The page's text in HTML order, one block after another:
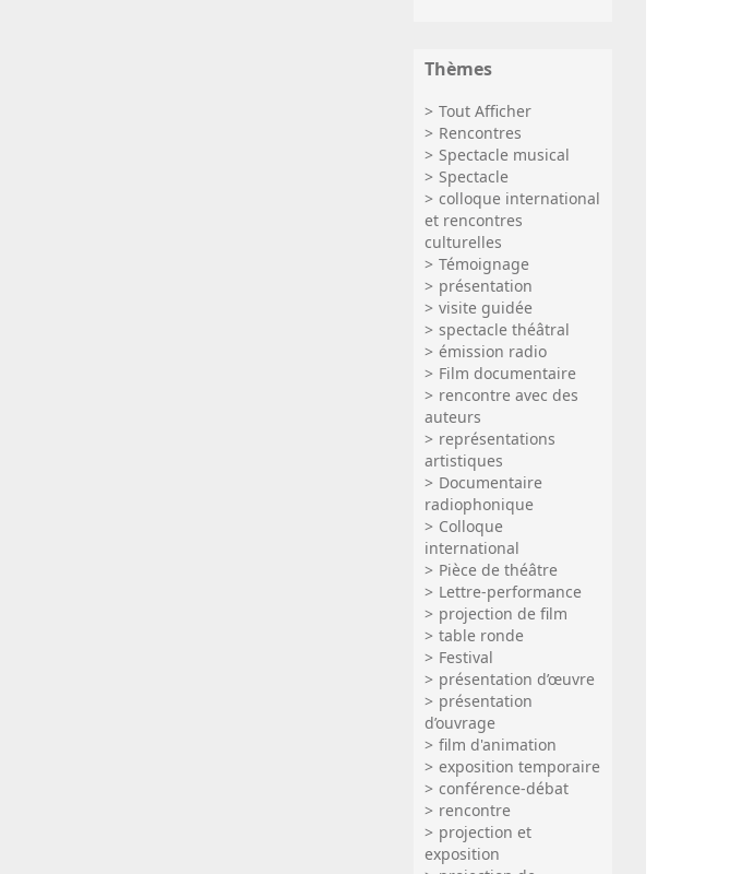
Thèmes
Tout Afficher
Rencontres
Spectacle musical
Spectacle
colloque international
et rencontres
culturelles
Témoignage
présentation
visite guidée
spectacle théâtral
émission radio
Film documentaire
rencontre avec des
auteurs
représentations
artistiques
Documentaire
radiophonique
Colloque
international
Pièce de théâtre
Lettre-performance
projection de film
table ronde
Festival
présentation d’œuvre
présentation
d’ouvrage
film d'animation
exposition temporaire
conférence-débat
rencontre
projection et
exposition